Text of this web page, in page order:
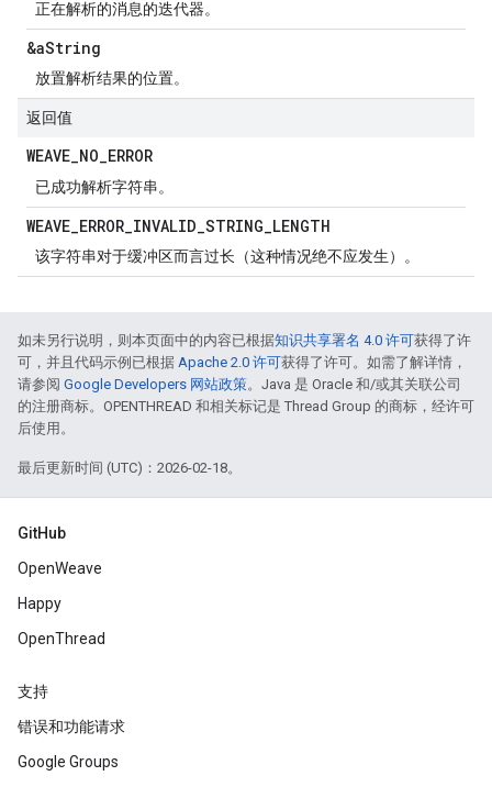
正在解析的消息的迭代器。
&aString
放置解析结果的位置。
返回值
WEAVE_NO_ERROR
已成功解析字符串。
WEAVE_ERROR_INVALID_STRING_LENGTH
该字符串对于缓冲区而言过长（这种情况绝不应发生）。
如未另行说明，则本页面中的内容已根据知识共享署名 4.0 许可获得了许
可，并且代码示例已根据 Apache 2.0 许可获得了许可。如需了解详情，
请参阅 Google Developers 网站政策。Java 是 Oracle 和/或其关联公司
的注册商标。OPENTHREAD 和相关标记是 Thread Group 的商标，经许可
后使用。
最后更新时间 (UTC)：2026-02-18。
GitHub
OpenWeave
Happy
OpenThread
支持
错误和功能请求
Google Groups